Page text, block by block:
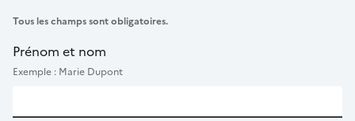
Tous les champs sont obligatoires.
Prénom et nom
Exemple : Marie Dupont